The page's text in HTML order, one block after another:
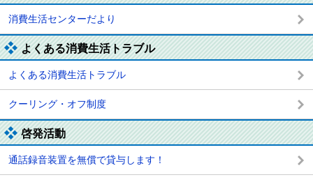
消費生活センターだより
よくある消費生活トラブル
よくある消費生活トラブル
クーリング・オフ制度
啓発活動
通話録音装置を無償で貸与します！